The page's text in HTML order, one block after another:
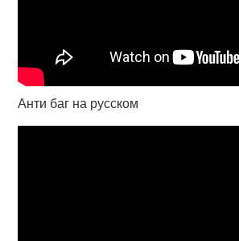
Анти баг на русском